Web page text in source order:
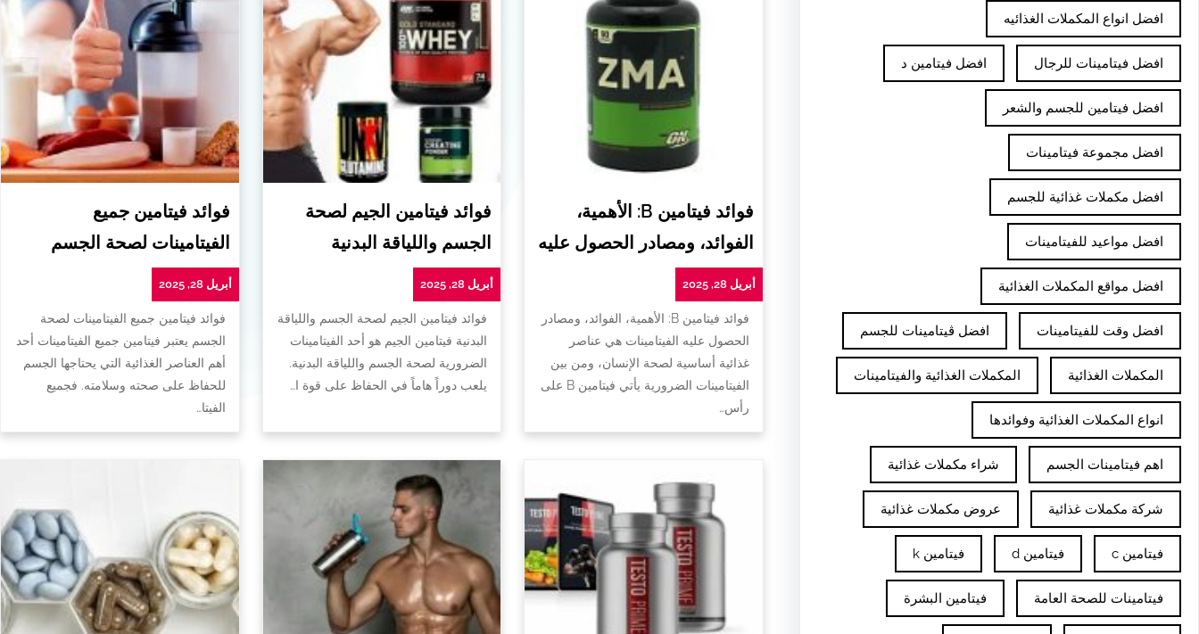
افضل انواع المكملات الغذائيه
افضل فيتامينات للرجال افضل فيتامين د
افضل فيتامين للجسم والشعر
افضل مجموعة فيتامينات
افضل مكملات غذائية للجسم
افضل مواعيد للفيتامينات
افضل مواقع المكملات الغذائية
افضل وقت للفيتامينات افضل ڤيتامينات للجسم
المكملات الغذائية المكملات الغذائية والفيتامينات
انواع المكملات الغذائية وفوائدها
اهم فيتامينات الجسم شراء مكملات غذائية
شركة مكملات غذائية عروض مكملات غذائية
فيتامين c فيتامين d فيتامين k
فيتامينات للصحة العامة فيتامين البشرة
فوائد فيتامين B: الأهمية،
الفوائد، ومصادر الحصول عليه
أبريل 28, 2025
فوائد فيتامين B: الأهمية، الفوائد، ومصادر
الحصول عليه الفيتامينات هي عناصر
غذائية أساسية لصحة الإنسان، ومن بين
الفيتامينات الضرورية يأتي فيتامين B على
رأس…
فوائد فيتامين الجيم لصحة
الجسم واللياقة البدنية
أبريل 28, 2025
فوائد فيتامين الجيم لصحة الجسم واللياقة
البدنية فيتامين الجيم هو أحد الفيتامينات
الضرورية لصحة الجسم واللياقة البدنية.
يلعب دوراً هاماً في الحفاظ على قوة ا…
فوائد فيتامين جميع
الفيتامينات لصحة الجسم
أبريل 28, 2025
فوائد فيتامين جميع الفيتامينات لصحة
الجسم يعتبر فيتامين جميع الفيتامينات أحد
أهم العناصر الغذائية التي يحتاجها الجسم
للحفاظ على صحته وسلامته. فجميع
الفيتا…